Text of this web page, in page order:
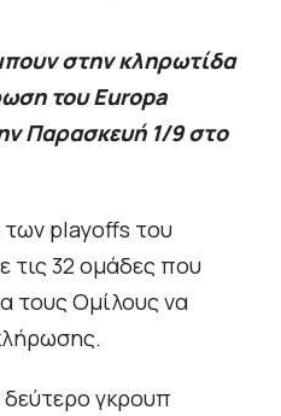
στην κληρωτίδα
του Europa
Παρασκευή 1/9 στo
playoffs του
τις 32 ομάδες που
τους Ομίλους να
δεύτερο γκρουπ